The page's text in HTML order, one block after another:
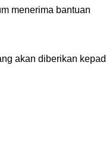
menerima bantuan
akan diberikan